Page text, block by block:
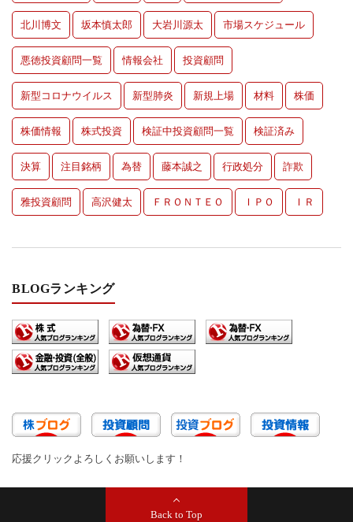
北川博文 坂本慎太郎 大岩川源太 市場スケジュール
悪徳投資顧問一覧 情報会社 投資顧問
新型コロナウイルス 新型肺炎 新規上場 材料 株価
株価情報 株式投資 検証中投資顧問一覧 検証済み
決算 注目銘柄 為替 藤本誠之 行政処分 詐欺
雅投資顧問 高沢健太 ＦＲＯＮＴＥＯ ＩＰＯ ＩＲ
BLOGランキング
応援クリックよろしくお願いします！
Back to Top